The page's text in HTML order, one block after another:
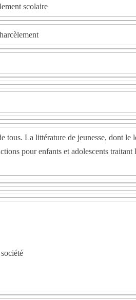
scolaire
tous. La littérature de jeunesse, dont
pour enfants et adolescents